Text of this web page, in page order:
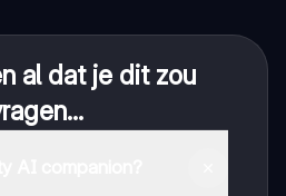
al dat je dit zou